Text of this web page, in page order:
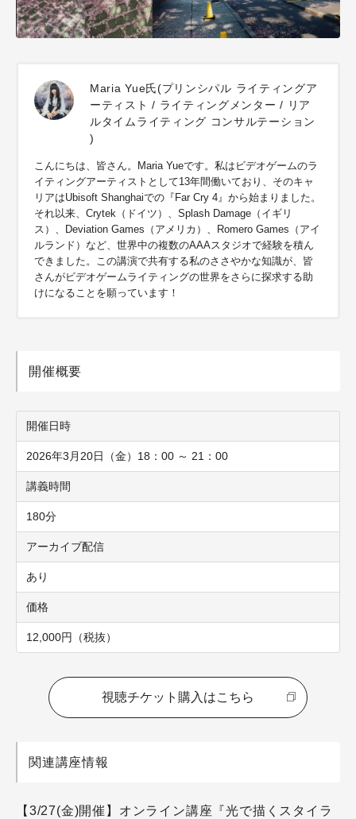
Maria Yue氏(プリンシパル ライティングア
ーティスト / ライティングメンター / リア
ルタイムライティング コンサルテーション
)
こんにちは、皆さん。Maria Yueです。私はビデオゲームのラ
イティングアーティストとして13年間働いており、そのキャ
リアはUbisoft Shanghaiでの『Far Cry 4』から始まりました。
それ以来、Crytek（ドイツ）、Splash Damage（イギリ
ス）、Deviation Games（アメリカ）、Romero Games（アイ
ルランド）など、世界中の複数のAAAスタジオで経験を積ん
できました。この講演で共有する私のささやかな知識が、皆
さんがビデオゲームライティングの世界をさらに探求する助
けになることを願っています！
開催概要
開催日時
2026年3月20日（金）18：00 ～ 21：00
講義時間
180分
アーカイブ配信
あり
価格
12,000円（税抜）
視聴チケット購入はこちら
関連講座情報
【3/27(金)開催】オンライン講座『光で描くスタイラ